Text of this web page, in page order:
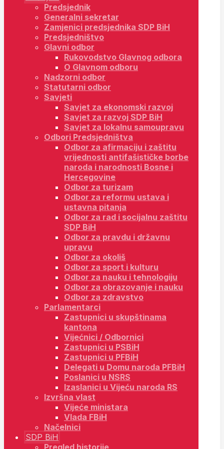
Predsjednik
Generalni sekretar
Zamjenici predsjednika SDP BiH
Predsjedništvo
Glavni odbor
Rukovodstvo Glavnog odbora
O Glavnom odboru
Nadzorni odbor
Statutarni odbor
Savjeti
Savjet za ekonomski razvoj
Savjet za razvoj SDP BiH
Savjet za lokalnu samoupravu
Odbori Predsjedništva
Odbor za afirmaciju i zaštitu
vrijednosti antifašističke borbe
naroda i narodnosti Bosne i
Hercegovine
Odbor za turizam
Odbor za reformu ustava i
ustavna pitanja
Odbor za rad i socijalnu zaštitu
SDP BiH
Odbor za pravdu i državnu
upravu
Odbor za okoliš
Odbor za sport i kulturu
Odbor za nauku i tehnologiju
Odbor za obrazovanje i nauku
Odbor za zdravstvo
Parlamentarci
Zastupnici u skupštinama
kantona
Vijećnici / Odbornici
Zastupnici u PSBiH
Zastupnici u PFBiH
Delegati u Domu naroda PFBiH
Poslanici u NSRS
Izaslanici u Vijeću naroda RS
Izvršna vlast
Vijeće ministara
Vlada FBiH
Načelnici
SDP BiH
Pregled historije